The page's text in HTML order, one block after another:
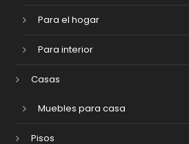
Para el hogar
Para interior
Casas
Muebles para casa
Pisos